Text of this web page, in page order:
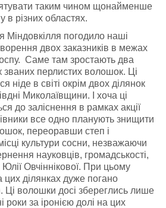
таким чином щонайменше
в різних областях.
Міндовкілля погодило наші
двох заказників в межах
Саме там зростають два
званих перлистих волошок. Ці
ніде в світі окрім двох ділянок
Миколаївщини. І хоча ці
до заліснення в рамках акції
все одно планують знищити
переоравши степ і
культури сосни, незважаючи
науковців, громадськості,
Овчіннікової. При цьому
ділянках дуже погано
Ці волошки досі збереглись лише
за іронією долі на цих